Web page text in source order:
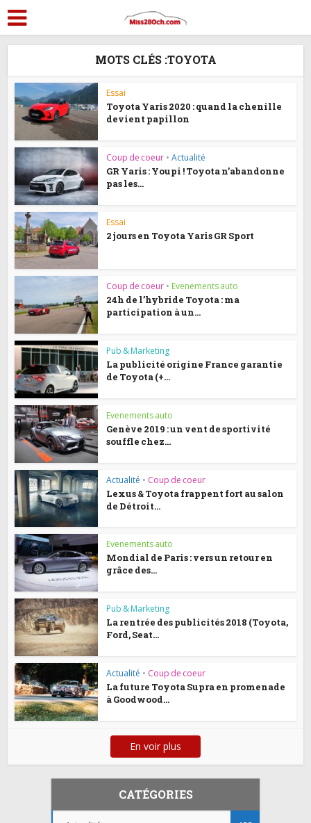
MOTS CLÉS :TOYOTA
Essai
Toyota Yaris 2020 : quand la chenille
devient papillon
Coup de coeur • Actualité
GR Yaris : Youpi ! Toyota n’abandonne
pas les...
Essai
2 jours en Toyota Yaris GR Sport
Coup de coeur • Evenements auto
24h de l’hybride Toyota : ma
participation à un...
Pub & Marketing
La publicité origine France garantie
de Toyota (+...
Evenements auto
Genève 2019 : un vent de sportivité
souffle chez...
Actualité • Coup de coeur
Lexus & Toyota frappent fort au salon
de Détroit...
Evenements auto
Mondial de Paris : vers un retour en
grâce des...
Pub & Marketing
La rentrée des publicités 2018 (Toyota,
Ford, Seat...
Actualité • Coup de coeur
La future Toyota Supra en promenade
à Goodwood...
En voir plus
CATÉGORIES